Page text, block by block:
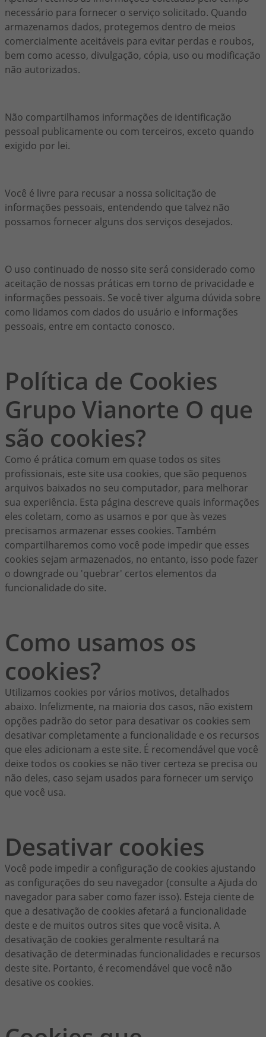
necessário para fornecer o serviço solicitado. Quando
armazenamos dados, protegemos dentro de meios
comercialmente aceitáveis para evitar perdas e roubos,
bem como acesso, divulgação, cópia, uso ou modificação
não autorizados.
Não compartilhamos informações de identificação
pessoal publicamente ou com terceiros, exceto quando
exigido por lei.
Você é livre para recusar a nossa solicitação de
informações pessoais, entendendo que talvez não
possamos fornecer alguns dos serviços desejados.
O uso continuado de nosso site será considerado como
aceitação de nossas práticas em torno de privacidade e
informações pessoais. Se você tiver alguma dúvida sobre
como lidamos com dados do usuário e informações
pessoais, entre em contacto conosco.
Política de Cookies
Grupo Vianorte O que
são cookies?
Como é prática comum em quase todos os sites
profissionais, este site usa cookies, que são pequenos
arquivos baixados no seu computador, para melhorar
sua experiência. Esta página descreve quais informações
eles coletam, como as usamos e por que às vezes
precisamos armazenar esses cookies. Também
compartilharemos como você pode impedir que esses
cookies sejam armazenados, no entanto, isso pode fazer
o downgrade ou 'quebrar' certos elementos da
funcionalidade do site.
Como usamos os
cookies?
Utilizamos cookies por vários motivos, detalhados
abaixo. Infelizmente, na maioria dos casos, não existem
opções padrão do setor para desativar os cookies sem
desativar completamente a funcionalidade e os recursos
que eles adicionam a este site. É recomendável que você
deixe todos os cookies se não tiver certeza se precisa ou
não deles, caso sejam usados para fornecer um serviço
que você usa.
Desativar cookies
Você pode impedir a configuração de cookies ajustando
as configurações do seu navegador (consulte a Ajuda do
navegador para saber como fazer isso). Esteja ciente de
que a desativação de cookies afetará a funcionalidade
deste e de muitos outros sites que você visita. A
desativação de cookies geralmente resultará na
desativação de determinadas funcionalidades e recursos
deste site. Portanto, é recomendável que você não
desative os cookies.